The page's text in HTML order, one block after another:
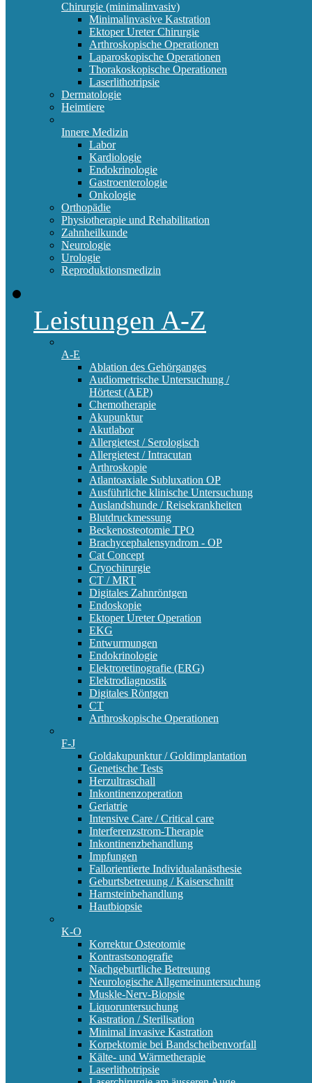
Chirurgie (minimalinvasiv)
Minimalinvasive Kastration
Ektoper Ureter Chirurgie
Arthroskopische Operationen
Laparoskopische Operationen
Thorakoskopische Operationen
Laserlithotripsie
Dermatologie
Heimtiere
Innere Medizin
Labor
Kardiologie
Endokrinologie
Gastroenterologie
Onkologie
Orthopädie
Physiotherapie und Rehabilitation
Zahnheilkunde
Neurologie
Urologie
Reproduktionsmedizin
Leistungen A-Z
A-E
Ablation des Gehörganges
Audiometrische Untersuchung /
Hörtest (AEP)
Chemotherapie
Akupunktur
Akutlabor
Allergietest / Serologisch
Allergietest / Intracutan
Arthroskopie
Atlantoaxiale Subluxation OP
Ausführliche klinische Untersuchung
Auslandshunde / Reisekrankheiten
Blutdruckmessung
Beckenosteotomie TPO
Brachycephalensyndrom - OP
Cat Concept
Cryochirurgie
CT / MRT
Digitales Zahnröntgen
Endoskopie
Ektoper Ureter Operation
EKG
Entwurmungen
Endokrinologie
Elektroretinografie (ERG)
Elektrodiagnostik
Digitales Röntgen
CT
Arthroskopische Operationen
F-J
Goldakupunktur / Goldimplantation
Genetische Tests
Herzultraschall
Inkontinenzoperation
Geriatrie
Intensive Care / Critical care
Interferenzstrom-Therapie
Inkontinenzbehandlung
Impfungen
Fallorientierte Individualanästhesie
Geburtsbetreuung / Kaiserschnitt
Harnsteinbehandlung
Hautbiopsie
K-O
Korrektur Osteotomie
Kontrastsonografie
Nachgeburtliche Betreuung
Neurologische Allgemeinuntersuchung
Muskle-Nerv-Biopsie
Liquoruntersuchung
Kastration / Sterilisation
Minimal invasive Kastration
Korpektomie bei Bandscheibenvorfall
Kälte- und Wärmetherapie
Laserlithotripsie